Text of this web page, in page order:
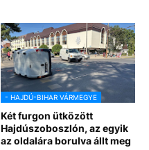
- HAJDÚ-BIHAR VÁRMEGYE
Két furgon ütközött
Hajdúszoboszlón, az egyik
az oldalára borulva állt meg